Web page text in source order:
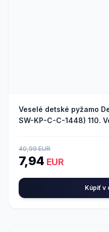
Veselé detské pyžamo
SW-KP-C-C-1448) 110.
40,99 EUR
7,94 EUR
Kúpiť v